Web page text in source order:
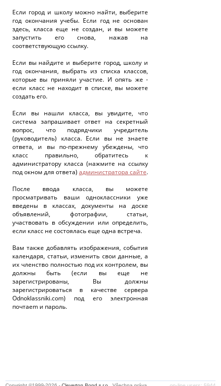
Если город и школу можно найти, выберите
год окончания учебы. Если год не основан
здесь, класса еще не создан, и вы можете
запустить его снова, нажав на
соответствующую ссылку.
Если вы найдите и выберите город, школу и
год окончания, выбрать из списка классов,
которые вы приняли участие. И опять же -
если класс не находит в списке, вы можете
создать его.
Если вы нашли класса, вы увидите, что
система запрашивает ответ на секретный
вопрос, что подрядчики учредитель
(руководитель) класса. Если вы не знаете
ответа, и вы по-прежнему убеждены, что
класс правильно, обратитесь к
администратору класса (нажмите на ссылку
под окном для ответа) администратора сайте.
После ввода класса, вы можете
просматривать ваши одноклассники уже
введены в классах, документы на доске
объявлений, фотографии, статьи,
участвовать в обсуждении или определить,
если класс не состоялась еще одна встреча.
Вам также добавлять изображения, события
календаря, статьи, изменить свои данные, а
их членство полностью под их контролем, вы
должны быть (если вы еще не
зарегистрированы, Вы должны
зарегистрироваться в качестве сервера
Odnoklassniki.com) под его электронная
почтаem и пароль.